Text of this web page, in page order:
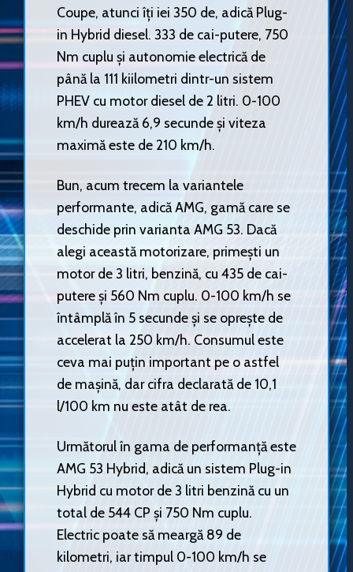
Coupe, atunci îți iei 350 de, adică Plug-
in Hybrid diesel. 333 de cai-putere, 750
Nm cuplu și autonomie electrică de
până la 111 kiilometri dintr-un sistem
PHEV cu motor diesel de 2 litri. 0-100
km/h durează 6,9 secunde și viteza
maximă este de 210 km/h.
Bun, acum trecem la variantele
performante, adică AMG, gamă care se
deschide prin varianta AMG 53. Dacă
alegi această motorizare, primești un
motor de 3 litri, benzină, cu 435 de cai-
putere și 560 Nm cuplu. 0-100 km/h se
întâmplă în 5 secunde și se oprește de
accelerat la 250 km/h. Consumul este
ceva mai puțin important pe o astfel
de mașină, dar cifra declarată de 10,1
l/100 km nu este atât de rea.
Următorul în gama de performanță este
AMG 53 Hybrid, adică un sistem Plug-in
Hybrid cu motor de 3 litri benzină cu un
total de 544 CP și 750 Nm cuplu.
Electric poate să meargă 89 de
kilometri, iar timpul 0-100 km/h se